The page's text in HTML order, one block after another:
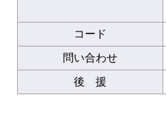
コード
問い合わせ
後 援